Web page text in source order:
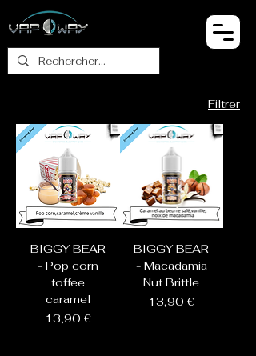
Filtrer
BIGGY BEAR
- Pop corn
toffee
caramel
Prix
13,90 €
BIGGY BEAR
- Macadamia
Nut Brittle
Prix
13,90 €